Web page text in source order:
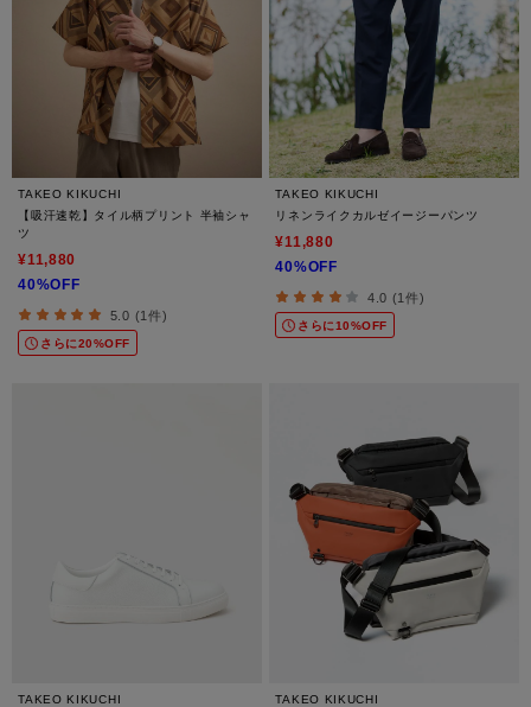
TAKEO KIKUCHI
【吸汗速乾】タイル柄プリント 半袖シャ
ツ
¥11,880
40%OFF
5.0 (1件)
さらに20%OFF
TAKEO KIKUCHI
リネンライクカルゼイージーパンツ
¥11,880
40%OFF
4.0 (1件)
さらに10%OFF
TAKEO KIKUCHI TAKEO KIKUCHI